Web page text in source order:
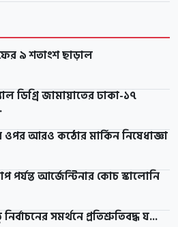
৯ শতাংশ ছাড়াল
ডিগ্রি জামায়াতের ঢাকা-১৭
ওপর আরও কঠোর মার্কিন নিষেধাজ্ঞা
পর্যন্ত আর্জেন্টিনার কোচ স্কালোনি
সমর্থনে প্রতিশ্রুতিবদ্ধ য...